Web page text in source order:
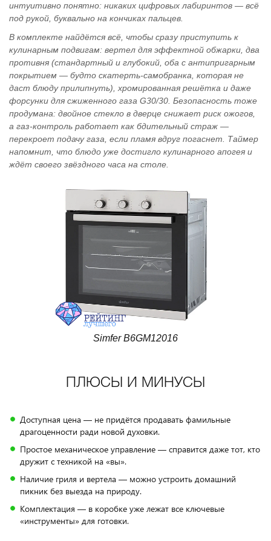
интуитивно понятно: никаких цифровых лабиринтов — всё
под рукой, буквально на кончиках пальцев.
В комплекте найдётся всё, чтобы сразу приступить к
кулинарным подвигам: вертел для эффектной обжарки, два
противня (стандартный и глубокий, оба с антипригарным
покрытием — будто скатерть‑самобранка, которая не
даст блюду прилипнуть), хромированная решётка и даже
форсунки для сжиженного газа G30/30. Безопасность тоже
продумана: двойное стекло в дверце снижает риск ожогов,
а газ‑контроль работает как бдительный страж —
перекроет подачу газа, если пламя вдруг погаснет. Таймер
напомнит, что блюдо уже достигло кулинарного апогея и
ждёт своего звёздного часа на столе.
Simfer B6GM12016
ПЛЮСЫ И МИНУСЫ
Доступная цена — не придётся продавать фамильные
драгоценности ради новой духовки.
Простое механическое управление — справится даже тот, кто
дружит с техникой на «вы».
Наличие гриля и вертела — можно устроить домашний
пикник без выезда на природу.
Комплектация — в коробке уже лежат все ключевые
«инструменты» для готовки.